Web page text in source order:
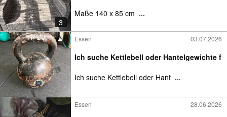
3
Maße 140 x 85 cm ...
Essen 03.07.2026
Ich suche Kettlebell oder Hantelgewichte f
Ich suche Kettlebell oder Hant ...
Essen 28.06.2026